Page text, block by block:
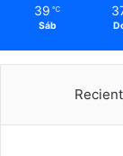
39 ℃
Sáb